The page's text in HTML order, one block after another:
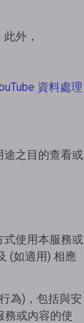
外，
資料處理
途之目的查看或
式使用本服務或
(如適用) 相應
為)，包括與安
務或內容的使